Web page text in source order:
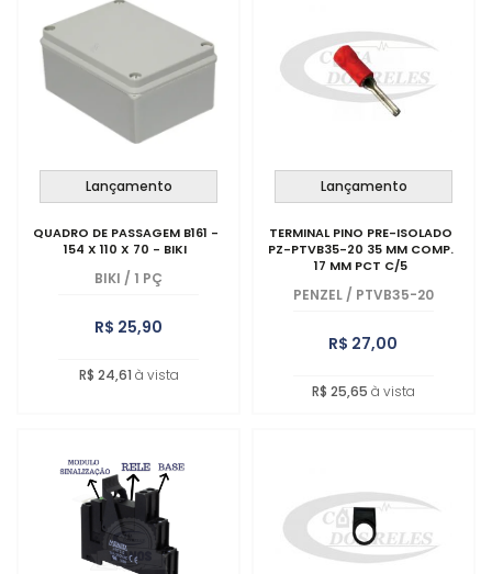
Lançamento
QUADRO DE PASSAGEM B161 -
154 X 110 X 70 - BIKI
BIKI / 1 PÇ
R$ 25,90
R$ 24,61 à vista
Lançamento
TERMINAL PINO PRE-ISOLADO
PZ-PTVB35-20 35 MM COMP.
17 MM PCT C/5
PENZEL / PTVB35-20
R$ 27,00
R$ 25,65 à vista